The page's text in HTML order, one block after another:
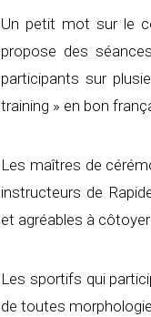
Un petit mot sur le
propose des
participants sur
training » en bon
Les maîtres de
instructeurs de
et agréables à
Les sportifs qui
de toutes